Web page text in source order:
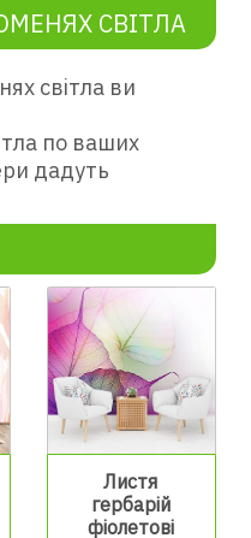
СВІТЛА
світла ви
по ваших
дадуть
Листя
гербарій
фіолетові